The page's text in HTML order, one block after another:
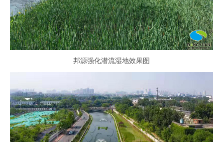
邦源强化潜流湿地效果图